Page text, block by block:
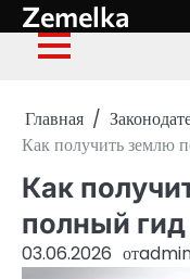
Перейти
к
содержимому
Zemelka
Главная
Как получить землю
Как
полный
03.06.2026 от